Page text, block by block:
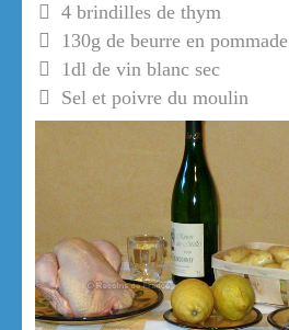
4 brindilles de thym
130g de beurre en pommade
1dl de vin blanc sec
Sel et poivre du moulin